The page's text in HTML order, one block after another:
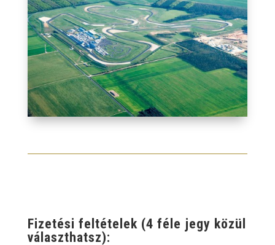
Fizetési feltételek (4 féle jegy közül
választhatsz):